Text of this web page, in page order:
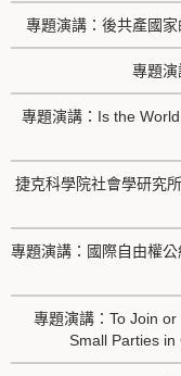
專題演講：後共產國家
專題演
專題演講：Is the
捷克科學院社會學研究
專題演講：國際自由權
專題演講：To Join
Small Parties in